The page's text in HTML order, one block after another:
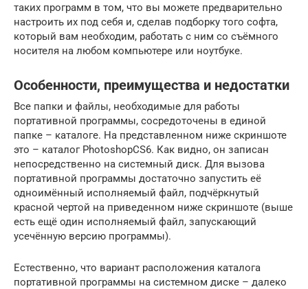
таких программ в том, что вы можете предварительно
настроить их под себя и, сделав подборку того софта,
который вам необходим, работать с ним со съёмного
носителя на любом компьютере или ноутбуке.
Особенности, преимущества и недостатки
Все папки и файлы, необходимые для работы
портативной программы, сосредоточены в единой
папке – каталоге. На представленном ниже скриншоте
это – каталог PhotoshopCS6. Как видно, он записан
непосредственно на системный диск. Для вызова
портативной программы достаточно запустить её
одноимённый исполняемый файл, подчёркнутый
красной чертой на приведенном ниже скриншоте (выше
есть ещё один исполняемый файл, запускающий
усечённую версию программы).
Естественно, что вариант расположения каталога
портативной программы на системном диске – далеко